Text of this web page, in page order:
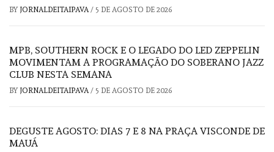
BY JORNALDEITAIPAVA / 5 DE AGOSTO DE 2026
MPB, SOUTHERN ROCK E O LEGADO DO LED ZEPPELIN
MOVIMENTAM A PROGRAMAÇÃO DO SOBERANO JAZZ
CLUB NESTA SEMANA
BY JORNALDEITAIPAVA / 5 DE AGOSTO DE 2026
DEGUSTE AGOSTO: DIAS 7 E 8 NA PRAÇA VISCONDE DE
MAUÁ